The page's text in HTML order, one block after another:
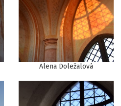
Alena Doležalová